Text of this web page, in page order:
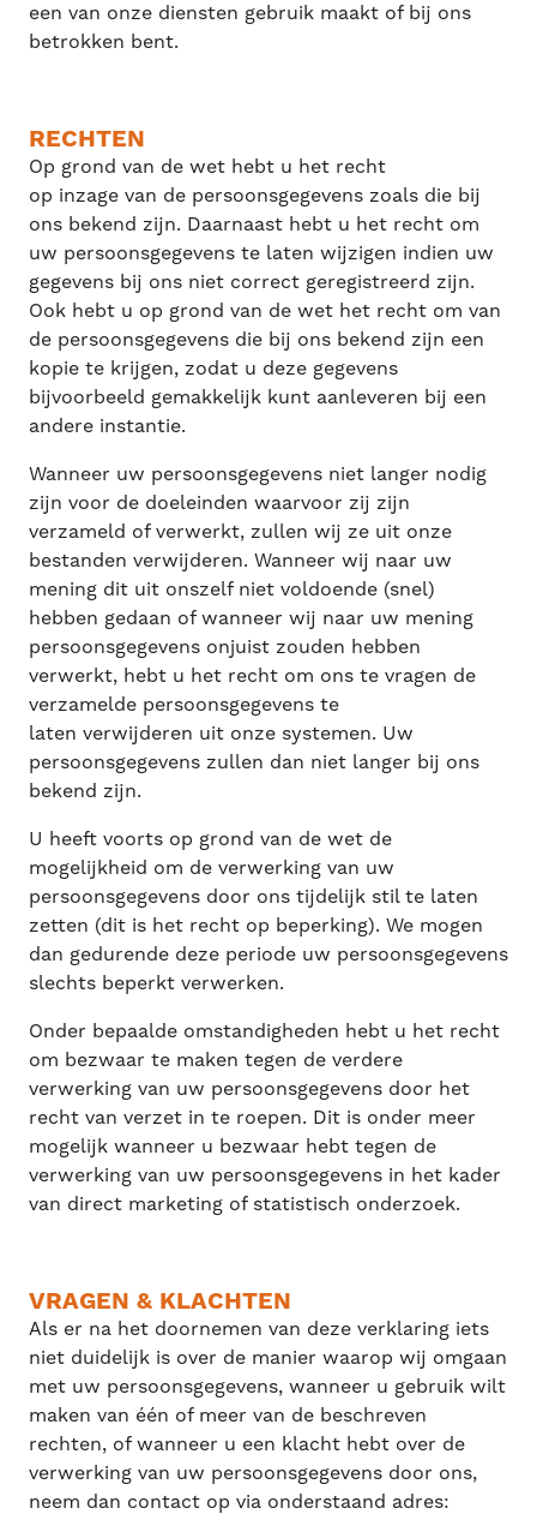
een van onze diensten gebruik maakt of bij ons
betrokken bent.
RECHTEN
Op grond van de wet hebt u het recht
op inzage van de persoonsgegevens zoals die bij
ons bekend zijn. Daarnaast hebt u het recht om
uw persoonsgegevens te laten wijzigen indien uw
gegevens bij ons niet correct geregistreerd zijn.
Ook hebt u op grond van de wet het recht om van
de persoonsgegevens die bij ons bekend zijn een
kopie te krijgen, zodat u deze gegevens
bijvoorbeeld gemakkelijk kunt aanleveren bij een
andere instantie.
Wanneer uw persoonsgegevens niet langer nodig
zijn voor de doeleinden waarvoor zij zijn
verzameld of verwerkt, zullen wij ze uit onze
bestanden verwijderen. Wanneer wij naar uw
mening dit uit onszelf niet voldoende (snel)
hebben gedaan of wanneer wij naar uw mening
persoonsgegevens onjuist zouden hebben
verwerkt, hebt u het recht om ons te vragen de
verzamelde persoonsgegevens te
laten verwijderen uit onze systemen. Uw
persoonsgegevens zullen dan niet langer bij ons
bekend zijn.
U heeft voorts op grond van de wet de
mogelijkheid om de verwerking van uw
persoonsgegevens door ons tijdelijk stil te laten
zetten (dit is het recht op beperking). We mogen
dan gedurende deze periode uw persoonsgegevens
slechts beperkt verwerken.
Onder bepaalde omstandigheden hebt u het recht
om bezwaar te maken tegen de verdere
verwerking van uw persoonsgegevens door het
recht van verzet in te roepen. Dit is onder meer
mogelijk wanneer u bezwaar hebt tegen de
verwerking van uw persoonsgegevens in het kader
van direct marketing of statistisch onderzoek.
VRAGEN & KLACHTEN
Als er na het doornemen van deze verklaring iets
niet duidelijk is over de manier waarop wij omgaan
met uw persoonsgegevens, wanneer u gebruik wilt
maken van één of meer van de beschreven
rechten, of wanneer u een klacht hebt over de
verwerking van uw persoonsgegevens door ons,
neem dan contact op via onderstaand adres: